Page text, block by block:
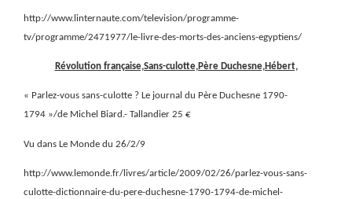
http://www.linternaute.com/television/programme-
tv/programme/2471977/le-livre-des-morts-des-anciens-egyptiens/
Révolution française,Sans-culotte,Père Duchesne,Hébert,
« Parlez-vous sans-culotte ? Le journal du Père Duchesne 1790-
1794 »/de Michel Biard.- Tallandier 25 €
Vu dans Le Monde du 26/2/9
http://www.lemonde.fr/livres/article/2009/02/26/parlez-vous-sans-
culotte-dictionnaire-du-pere-duchesne-1790-1794-de-michel-